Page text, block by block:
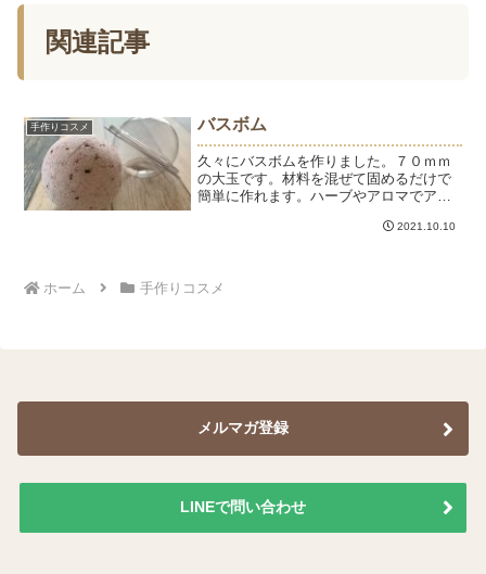
関連記事
手作りコスメ バスボム
久々にバスボムを作りました。７０ｍｍ
の大玉です。材料を混ぜて固めるだけで
簡単に作れます。ハーブやアロマでアレ
ドは繰り返し使えます。現在、アロマバ
2021.10.10
ホーム 手作りコスメ
メルマガ登録
LINEで問い合わせ